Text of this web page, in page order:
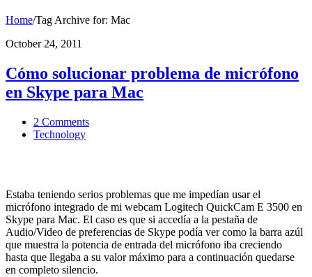
Home/Tag Archive for: Mac
October 24, 2011
Cómo solucionar problema de micrófono
en Skype para Mac
2 Comments
Technology
Estaba teniendo serios problemas que me impedían usar el
micrófono integrado de mi webcam Logitech QuickCam E 3500 en
Skype para Mac. El caso es que si accedía a la pestaña de
Audio/Video de preferencias de Skype podía ver como la barra azúl
que muestra la potencia de entrada del micrófono iba creciendo
hasta que llegaba a su valor máximo para a continuación quedarse
en completo silencio.